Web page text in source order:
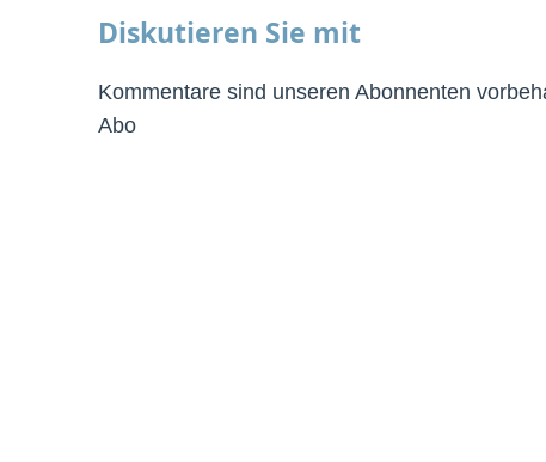
Diskutieren Sie mit
Kommentare sind unseren Abonnenten
Abo